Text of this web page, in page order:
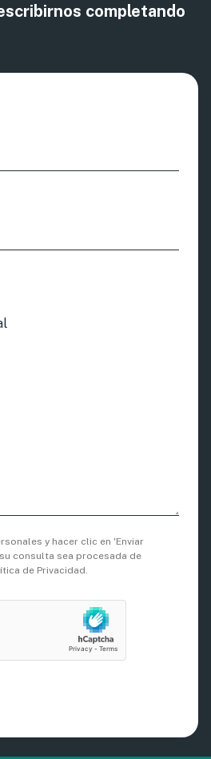
completando
y hacer clic en 'Enviar
consulta sea procesada de
de Privacidad.